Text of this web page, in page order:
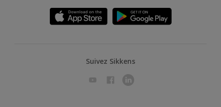
Suivez Sikkens